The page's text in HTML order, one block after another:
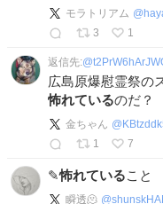
モラトリアム @
3
1
返信先:@
広島原爆慰霊祭の
怖れているのだ？
金ちゃん @
1
7
✎怖れていること
瞬透🫠 @